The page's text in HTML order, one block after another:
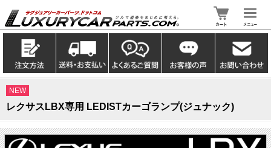
NEW
レクサスLBX専用 LEDISTカーゴランプ(ジュナック)